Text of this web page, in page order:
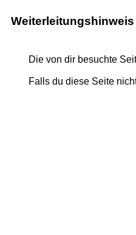
Weiterleitungshinweis
Die von dir besuchte
Falls du diese Seite